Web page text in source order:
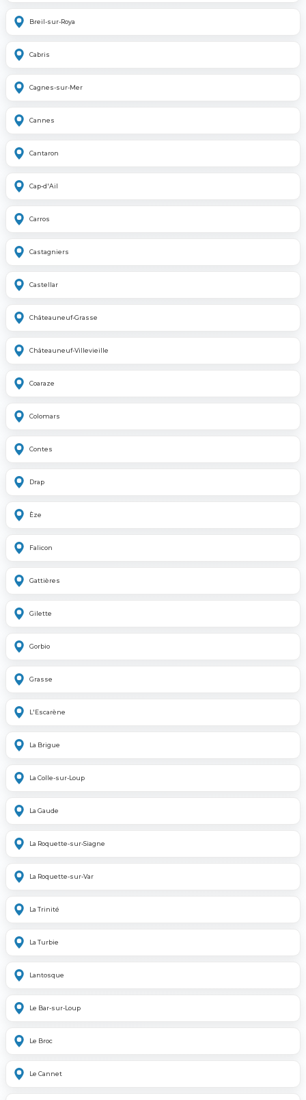
Breil-sur-Roya
Cabris
Cagnes-sur-Mer
Cannes
Cantaron
Cap-d'Ail
Carros
Castagniers
Castellar
Châteauneuf-Grasse
Châteauneuf-Villevieille
Coaraze
Colomars
Contes
Drap
Èze
Falicon
Gattières
Gilette
Gorbio
Grasse
L'Escarène
La Brigue
La Colle-sur-Loup
La Gaude
La Roquette-sur-Siagne
La Roquette-sur-Var
La Trinité
La Turbie
Lantosque
Le Bar-sur-Loup
Le Broc
Le Cannet